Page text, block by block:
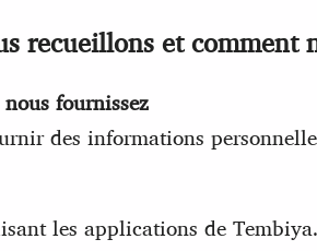
recueillons et comment
fournissez
des informations
les applications de